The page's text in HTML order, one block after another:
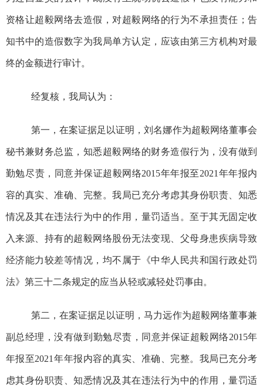
资格让超毅网络去造假，对超毅网络的行为不承担责任；告
知书中的造假数字为我局单方认定，应该由第三方机构对最
终的金额进行审计。
经复核，我局认为：
第一，在案证据足以证明，刘名娜作为超毅网络董事会
秘书兼财务总监 ， 知悉超毅网络的财务造假行为，没有做到
勤勉尽责， 同意并保证超毅网络2015年年报至2021年年报内
容的真实、准确、完整。我局已充分考虑其身份职责、知悉
情况及其在违法行为中的作用，量罚适当。至于其无固定收
入来源、持有的超毅网络股份无法变现、父母身患疾病导致
经济能力较差等情况，均不属于《中华人民共和国行政处罚
法》第三十二条规定的应当从轻或减轻处罚事由。
第二，在案证据足以证明，马力远作为超毅网络董事兼
副总经理，没有做到勤勉尽责， 同意并保证超毅网络2015年
年报至2021年年报内容的真实、准确、完整。我局已充分考
虑其身份职责、知悉情况及其在违法行为中的作用，量罚适